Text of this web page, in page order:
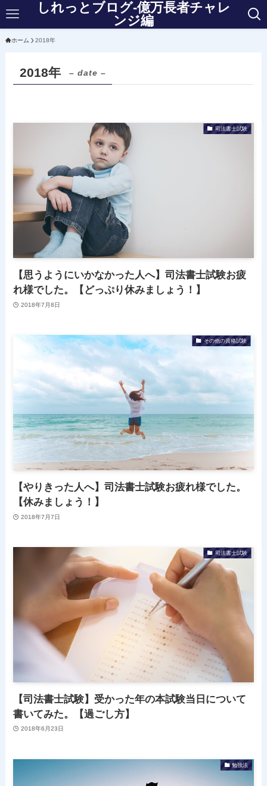
しれっとブログ-億万長者チャレ
ンジ編
ホーム 2018年
2018年 – date –
司法書士試験
【思うようにいかなかった人へ】司法書士試験お疲
れ様でした。【どっぷり休みましょう！】
2018年7月8日
その他の資格試験
【やりきった人へ】司法書士試験お疲れ様でした。
【休みましょう！】
2018年7月7日
司法書士試験
【司法書士試験】受かった年の本試験当日について
書いてみた。【過ごし方】
2018年6月23日
勉強法